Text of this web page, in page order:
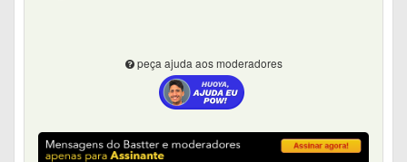
peça ajuda aos moderadores